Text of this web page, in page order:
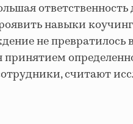
навыки
не
принятием
считают